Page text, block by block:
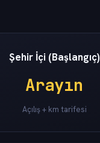
Şehir İçi (Başlangıç)
Arayın
Açılış + km tarifesi